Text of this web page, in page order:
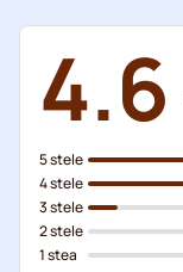
4.6
5 stele
4 stele
3 stele
2 stele
1 stea